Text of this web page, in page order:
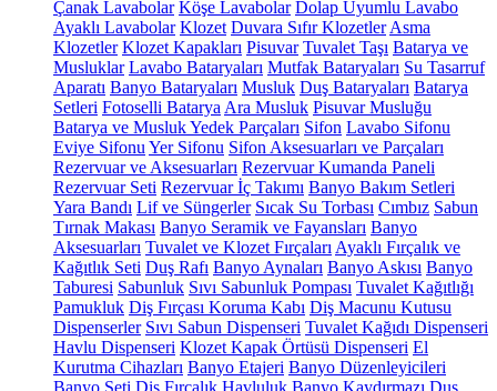
Çanak Lavabolar Köşe Lavabolar Dolap Uyumlu Lavabo
Ayaklı Lavabolar Klozet Duvara Sıfır Klozetler Asma
Klozetler Klozet Kapakları Pisuvar Tuvalet Taşı Batarya ve
Musluklar Lavabo Bataryaları Mutfak Bataryaları Su Tasarruf
Aparatı Banyo Bataryaları Musluk Duş Bataryaları Batarya
Setleri Fotoselli Batarya Ara Musluk Pisuvar Musluğu
Batarya ve Musluk Yedek Parçaları Sifon Lavabo Sifonu
Eviye Sifonu Yer Sifonu Sifon Aksesuarları ve Parçaları
Rezervuar ve Aksesuarları Rezervuar Kumanda Paneli
Rezervuar Seti Rezervuar İç Takımı Banyo Bakım Setleri
Yara Bandı Lif ve Süngerler Sıcak Su Torbası Cımbız Sabun
Tırnak Makası Banyo Seramik ve Fayansları Banyo
Aksesuarları Tuvalet ve Klozet Fırçaları Ayaklı Fırçalık ve
Kağıtlık Seti Duş Rafı Banyo Aynaları Banyo Askısı Banyo
Taburesi Sabunluk Sıvı Sabunluk Pompası Tuvalet Kağıtlığı
Pamukluk Diş Fırçası Koruma Kabı Diş Macunu Kutusu
Dispenserler Sıvı Sabun Dispenseri Tuvalet Kağıdı Dispenseri
Havlu Dispenseri Klozet Kapak Örtüsü Dispenseri El
Kurutma Cihazları Banyo Etajeri Banyo Düzenleyicileri
Banyo Seti Diş Fırçalık Havluluk Banyo Kaydırmazı Duş